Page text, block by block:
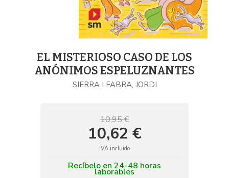
EL MISTERIOSO CASO DE LOS
ANÓNIMOS ESPELUZNANTES
SIERRA I FABRA, JORDI
10,95 €
10,62 €
IVA incluido
Recíbelo en 24-48 horas
laborables